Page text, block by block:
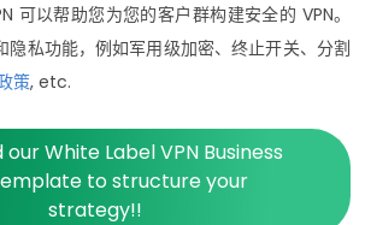
可以帮助您为您的客户群构建安全的 VPN。
隐私功能，例如军用级加密、终止开关、分割
策, etc.
White Label VPN Business
to structure your
strategy!!